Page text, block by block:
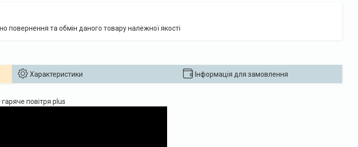
повернення та обмін даного товару належної якості
Характеристики Інформація для замовлення
повітря plus